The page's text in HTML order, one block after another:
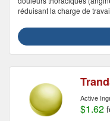
réduisant la charge de
Active
$1.62